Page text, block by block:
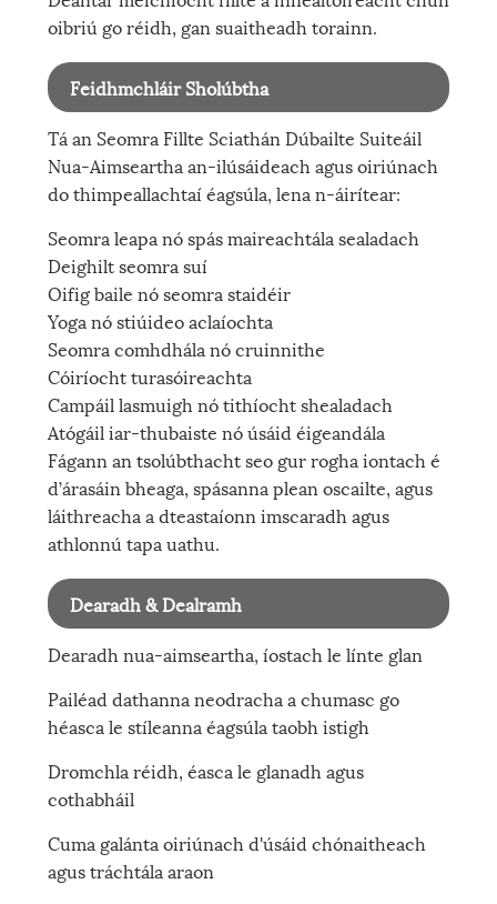
oibriú go réidh, gan suaitheadh ​​torainn.
Feidhmchláir Sholúbtha
Tá an Seomra Fillte Sciathán Dúbailte Suiteáil
Nua-Aimseartha an-ilúsáideach agus oiriúnach
do thimpeallachtaí éagsúla, lena n-áirítear:
Seomra leapa nó spás maireachtála sealadach
Deighilt seomra suí
Oifig baile nó seomra staidéir
Yoga nó stiúideo aclaíochta
Seomra comhdhála nó cruinnithe
Cóiríocht turasóireachta
Campáil lasmuigh nó tithíocht shealadach
Atógáil iar-thubaiste nó úsáid éigeandála
Fágann an tsolúbthacht seo gur rogha iontach é
d’árasáin bheaga, spásanna plean oscailte, agus
láithreacha a dteastaíonn imscaradh agus
athlonnú tapa uathu.
Dearadh & Dealramh
Dearadh nua-aimseartha, íostach le línte glan
Pailéad dathanna neodracha a chumasc go
héasca le stíleanna éagsúla taobh istigh
Dromchla réidh, éasca le glanadh agus
cothabháil
Cuma galánta oiriúnach d'úsáid chónaitheach
agus tráchtála araon